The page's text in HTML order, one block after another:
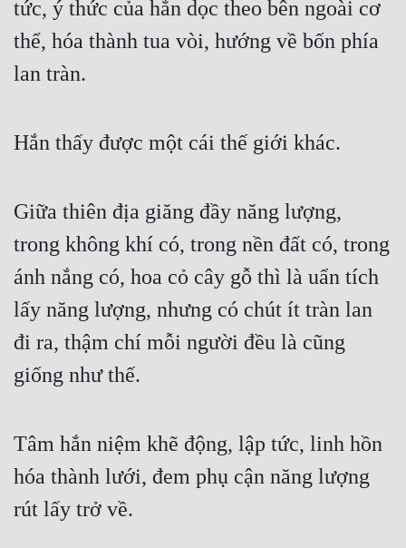
Đẹp
Đẹp Hiệp
Điềm Đạm
tức, ý thức của hắn dọc theo bên ngoài cơ
thể, hóa thành tua vòi, hướng về bốn phía
lan tràn.
Hắn thấy được một cái thế giới khác.
Giữa thiên địa giăng đầy năng lượng,
trong không khí có, trong nền đất có, trong
ánh nắng có, hoa cỏ cây gỗ thì là uẩn tích
lấy năng lượng, nhưng có chút ít tràn lan
đi ra, thậm chí mỗi người đều là cũng
giống như thế.
Tâm hắn niệm khẽ động, lập tức, linh hồn
hóa thành lưới, đem phụ cận năng lượng
rút lấy trở về.